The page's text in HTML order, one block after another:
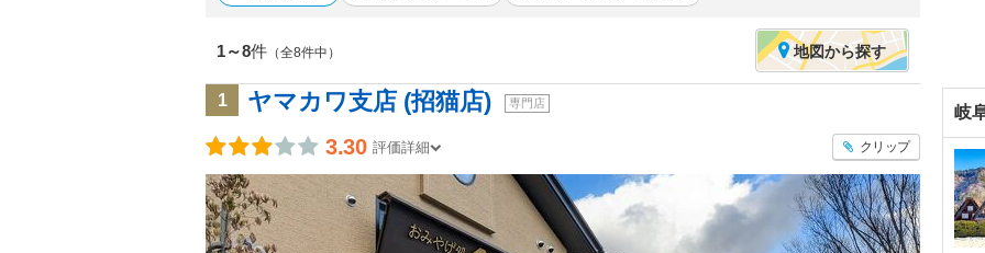
1～8件 （全8件中） 地図から探す
1 ヤマカワ支店 (招猫店) 専門店
3.30 評価詳細 クリップ
岐